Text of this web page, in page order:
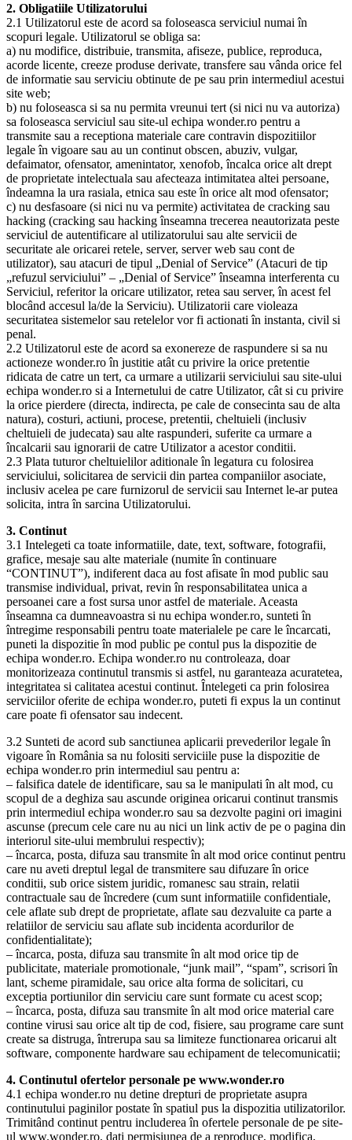
2. Obligatiile Utilizatorului
2.1 Utilizatorul este de acord sa foloseasca serviciul numai în
scopuri legale. Utilizatorul se obliga sa:
a) nu modifice, distribuie, transmita, afiseze, publice, reproduca,
acorde licente, creeze produse derivate, transfere sau vânda orice fel
de informatie sau serviciu obtinute de pe sau prin intermediul acestui
site web;
b) nu foloseasca si sa nu permita vreunui tert (si nici nu va autoriza)
sa foloseasca serviciul sau site-ul echipa wonder.ro pentru a
transmite sau a receptiona materiale care contravin dispozitiilor
legale în vigoare sau au un continut obscen, abuziv, vulgar,
defaimator, ofensator, amenintator, xenofob, încalca orice alt drept
de proprietate intelectuala sau afecteaza intimitatea altei persoane,
îndeamna la ura rasiala, etnica sau este în orice alt mod ofensator;
c) nu desfasoare (si nici nu va permite) activitatea de cracking sau
hacking (cracking sau hacking înseamna trecerea neautorizata peste
serviciul de autentificare al utilizatorului sau alte servicii de
securitate ale oricarei retele, server, server web sau cont de
utilizator), sau atacuri de tipul „Denial of Service” (Atacuri de tip
„refuzul serviciului” – „Denial of Service” înseamna interferenta cu
Serviciul, referitor la oricare utilizator, retea sau server, în acest fel
blocând accesul la/de la Serviciu). Utilizatorii care violeaza
securitatea sistemelor sau retelelor vor fi actionati în instanta, civil si
penal.
2.2 Utilizatorul este de acord sa exonereze de raspundere si sa nu
actioneze wonder.ro în justitie atât cu privire la orice pretentie
ridicata de catre un tert, ca urmare a utilizarii serviciului sau site-ului
echipa wonder.ro si a Internetului de catre Utilizator, cât si cu privire
la orice pierdere (directa, indirecta, pe cale de consecinta sau de alta
natura), costuri, actiuni, procese, pretentii, cheltuieli (inclusiv
cheltuieli de judecata) sau alte raspunderi, suferite ca urmare a
încalcarii sau ignorarii de catre Utilizator a acestor conditii.
2.3 Plata tuturor cheltuielilor aditionale în legatura cu folosirea
serviciului, solicitarea de servicii din partea companiilor asociate,
inclusiv acelea pe care furnizorul de servicii sau Internet le-ar putea
solicita, intra în sarcina Utilizatorului.
3. Continut
3.1 Intelegeti ca toate informatiile, date, text, software, fotografii,
grafice, mesaje sau alte materiale (numite în continuare
“CONTINUT”), indiferent daca au fost afisate în mod public sau
transmise individual, privat, revin în responsabilitatea unica a
persoanei care a fost sursa unor astfel de materiale. Aceasta
înseamna ca dumneavoastra si nu echipa wonder.ro, sunteti în
întregime responsabili pentru toate materialele pe care le încarcati,
puneti la dispozitie în mod public pe contul pus la dispozitie de
echipa wonder.ro. Echipa wonder.ro nu controleaza, doar
monitorizeaza continutul transmis si astfel, nu garanteaza acuratetea,
integritatea si calitatea acestui continut. Întelegeti ca prin folosirea
serviciilor oferite de echipa wonder.ro, puteti fi expus la un continut
care poate fi ofensator sau indecent.
3.2 Sunteti de acord sub sanctiunea aplicarii prevederilor legale în
vigoare în România sa nu folositi serviciile puse la dispozitie de
echipa wonder.ro prin intermediul sau pentru a:
– falsifica datele de identificare, sau sa le manipulati în alt mod, cu
scopul de a deghiza sau ascunde originea oricarui continut transmis
prin intermediul echipa wonder.ro sau sa dezvolte pagini ori imagini
ascunse (precum cele care nu au nici un link activ de pe o pagina din
interiorul site-ului membrului respectiv);
– încarca, posta, difuza sau transmite în alt mod orice continut pentru
care nu aveti dreptul legal de transmitere sau difuzare în orice
conditii, sub orice sistem juridic, romanesc sau strain, relatii
contractuale sau de încredere (cum sunt informatiile confidentiale,
cele aflate sub drept de proprietate, aflate sau dezvaluite ca parte a
relatiilor de serviciu sau aflate sub incidenta acordurilor de
confidentialitate);
– încarca, posta, difuza sau transmite în alt mod orice tip de
publicitate, materiale promotionale, “junk mail”, “spam”, scrisori în
lant, scheme piramidale, sau orice alta forma de solicitari, cu
exceptia portiunilor din serviciu care sunt formate cu acest scop;
– încarca, posta, difuza sau transmite în alt mod orice material care
contine virusi sau orice alt tip de cod, fisiere, sau programe care sunt
create sa distruga, întrerupa sau sa limiteze functionarea oricarui alt
software, componente hardware sau echipament de telecomunicatii;
4. Continutul ofertelor personale pe www.wonder.ro
4.1 echipa wonder.ro nu detine drepturi de proprietate asupra
continutului paginilor postate în spatiul pus la dispozitia utilizatorilor.
Trimitând continut pentru includerea în ofertele personale de pe site-
ul www.wonder.ro, dati permisiunea de a reproduce, modifica,